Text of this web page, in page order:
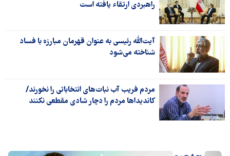
راهبردی ارتقاء یافته است
آیت‌الله رئیسی به عنوان قهرمان مبارزه با فساد
شناخته می‌شود
مردم فریب آب نبات‌های انتخاباتی را نخورند/
کاندیداها مردم را دچار شادی مقطعی نکنند